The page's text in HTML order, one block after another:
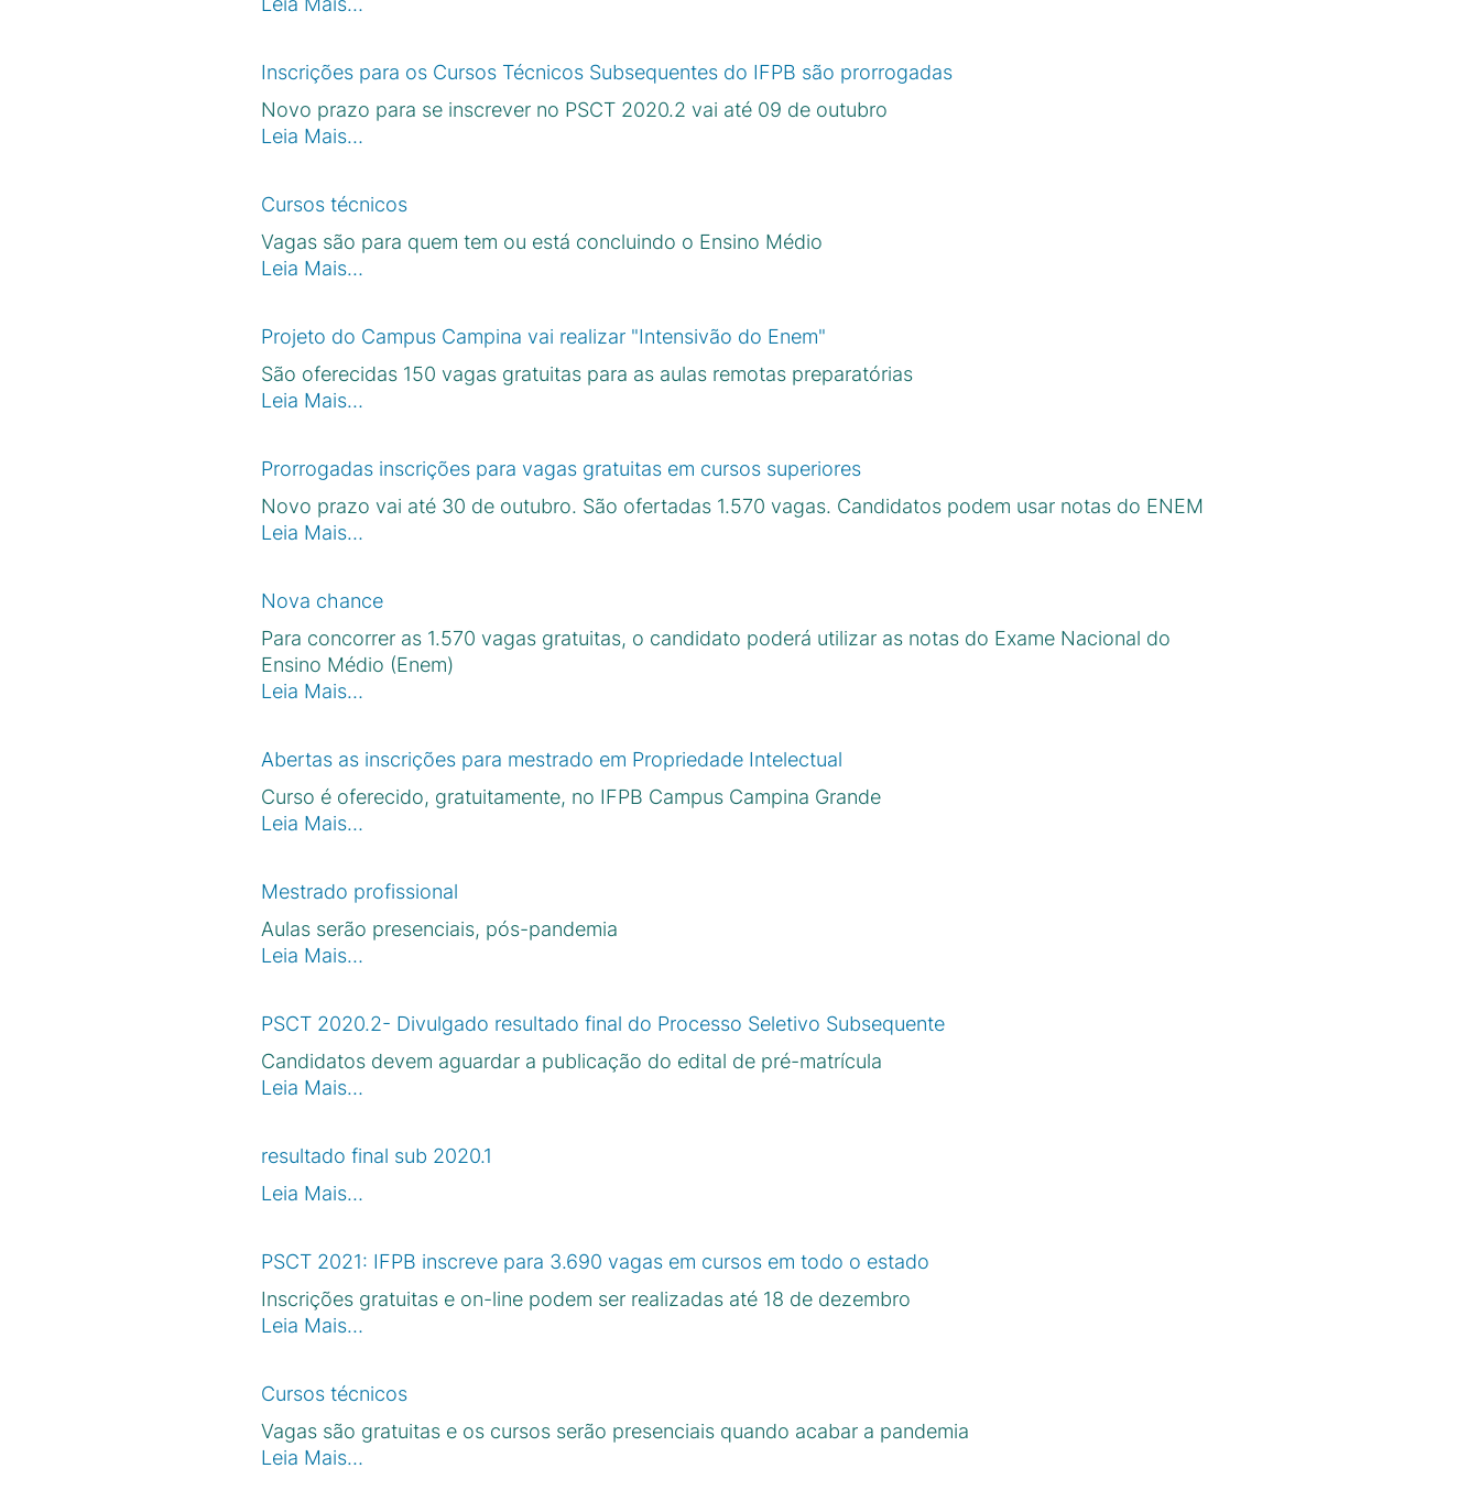
Inscrições para os Cursos Técnicos Subsequentes do IFPB são prorrogadas
Novo prazo para se inscrever no PSCT 2020.2 vai até 09 de outubro
Leia Mais…
Cursos técnicos
Vagas são para quem tem ou está concluindo o Ensino Médio
Leia Mais…
Projeto do Campus Campina vai realizar "Intensivão do Enem"
São oferecidas 150 vagas gratuitas para as aulas remotas preparatórias
Leia Mais…
Prorrogadas inscrições para vagas gratuitas em cursos superiores
Novo prazo vai até 30 de outubro. São ofertadas 1.570 vagas. Candidatos podem usar notas do ENEM
Leia Mais…
Nova chance
Para concorrer as 1.570 vagas gratuitas, o candidato poderá utilizar as notas do Exame Nacional do
Ensino Médio (Enem)
Leia Mais…
Abertas as inscrições para mestrado em Propriedade Intelectual
Curso é oferecido, gratuitamente, no IFPB Campus Campina Grande
Leia Mais…
Mestrado profissional
Aulas serão presenciais, pós-pandemia
Leia Mais…
PSCT 2020.2- Divulgado resultado final do Processo Seletivo Subsequente
Candidatos devem aguardar a publicação do edital de pré-matrícula
Leia Mais…
resultado final sub 2020.1
Leia Mais…
PSCT 2021: IFPB inscreve para 3.690 vagas em cursos em todo o estado
Inscrições gratuitas e on-line podem ser realizadas até 18 de dezembro
Leia Mais…
Cursos técnicos
Vagas são gratuitas e os cursos serão presenciais quando acabar a pandemia
Leia Mais…